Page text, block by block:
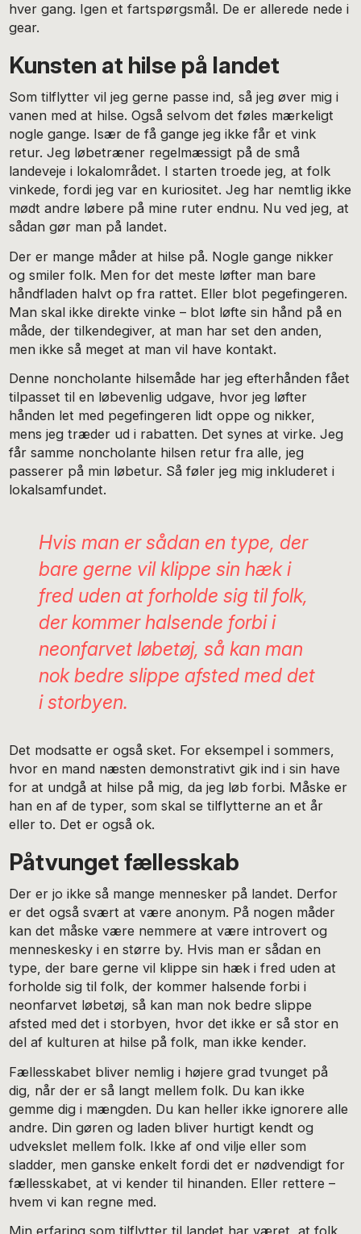
hver gang. Igen et fartspørgsmål. De er allerede nede i
gear.
Kunsten at hilse på landet
Som tilflytter vil jeg gerne passe ind, så jeg øver mig i
vanen med at hilse. Også selvom det føles mærkeligt
nogle gange. Især de få gange jeg ikke får et vink
retur. Jeg løbetræner regelmæssigt på de små
landeveje i lokalområdet. I starten troede jeg, at folk
vinkede, fordi jeg var en kuriositet. Jeg har nemtlig ikke
mødt andre løbere på mine ruter endnu. Nu ved jeg, at
sådan gør man på landet.
Der er mange måder at hilse på. Nogle gange nikker
og smiler folk. Men for det meste løfter man bare
håndfladen halvt op fra rattet. Eller blot pegefingeren.
Man skal ikke direkte vinke – blot løfte sin hånd på en
måde, der tilkendegiver, at man har set den anden,
men ikke så meget at man vil have kontakt.
Denne noncholante hilsemåde har jeg efterhånden fået
tilpasset til en løbevenlig udgave, hvor jeg løfter
hånden let med pegefingeren lidt oppe og nikker,
mens jeg træder ud i rabatten. Det synes at virke. Jeg
får samme noncholante hilsen retur fra alle, jeg
passerer på min løbetur. Så føler jeg mig inkluderet i
lokalsamfundet.
Hvis man er sådan en type, der
bare gerne vil klippe sin hæk i
fred uden at forholde sig til folk,
der kommer halsende forbi i
neonfarvet løbetøj, så kan man
nok bedre slippe afsted med det
i storbyen.
Det modsatte er også sket. For eksempel i sommers,
hvor en mand næsten demonstrativt gik ind i sin have
for at undgå at hilse på mig, da jeg løb forbi. Måske er
han en af de typer, som skal se tilflytterne an et år
eller to. Det er også ok.
Påtvunget fællesskab
Der er jo ikke så mange mennesker på landet. Derfor
er det også svært at være anonym. På nogen måder
kan det måske være nemmere at være introvert og
menneskesky i en større by. Hvis man er sådan en
type, der bare gerne vil klippe sin hæk i fred uden at
forholde sig til folk, der kommer halsende forbi i
neonfarvet løbetøj, så kan man nok bedre slippe
afsted med det i storbyen, hvor det ikke er så stor en
del af kulturen at hilse på folk, man ikke kender.
Fællesskabet bliver nemlig i højere grad tvunget på
dig, når der er så langt mellem folk. Du kan ikke
gemme dig i mængden. Du kan heller ikke ignorere alle
andre. Din gøren og laden bliver hurtigt kendt og
udvekslet mellem folk. Ikke af ond vilje eller som
sladder, men ganske enkelt fordi det er nødvendigt for
fællesskabet, at vi kender til hinanden. Eller rettere –
hvem vi kan regne med.